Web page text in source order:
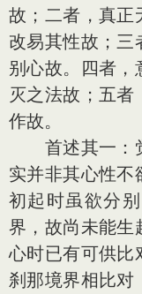
故；二者，真正
改易其性故；三
别心故。四者，
灭之法故；五
作故。
首述其一：觉
实并非其心性不
初起时虽欲分
界，故尚未能生
心时已有可供比
刹那境界相比对